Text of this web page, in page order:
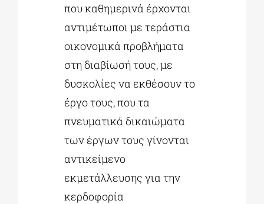
που καθημερινά έρχονται
αντιμέτωποι με τεράστια
οικονομικά προβλήματα
στη διαβίωσή τους, με
δυσκολίες να εκθέσουν το
έργο τους, που τα
πνευματικά δικαιώματα
των έργων τους γίνονται
αντικείμενο
εκμετάλλευσης για την
κερδοφορία